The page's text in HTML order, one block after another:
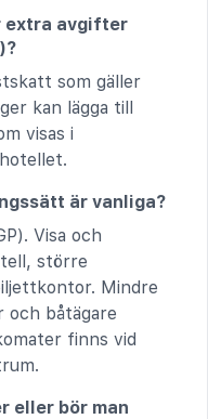
extra avgifter
som gäller
kan lägga till
visas i
är vanliga?
Visa och
större
Mindre
och båtägare
finns vid
eller bör man